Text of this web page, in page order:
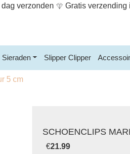
verzonden Gratis verzending
Sieraden Slipper Clipper
5 cm
SCHOENCLIPS
€21.99